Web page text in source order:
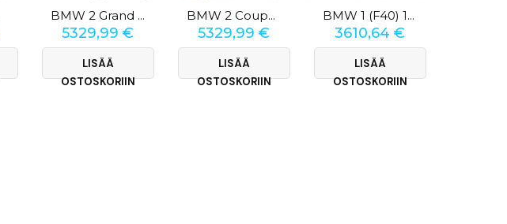
BMW 2 Grand Coupe (F44) 220i
5329,99€
LISÄÄ
OSTOSKORIIN
BMW 2 Coupé (G87) 230i
5329,99€
LISÄÄ
OSTOSKORIIN
BMW 1 (F40) 118i 1.5 TwinPower
3610,64€
LISÄÄ
OSTOSKORIIN